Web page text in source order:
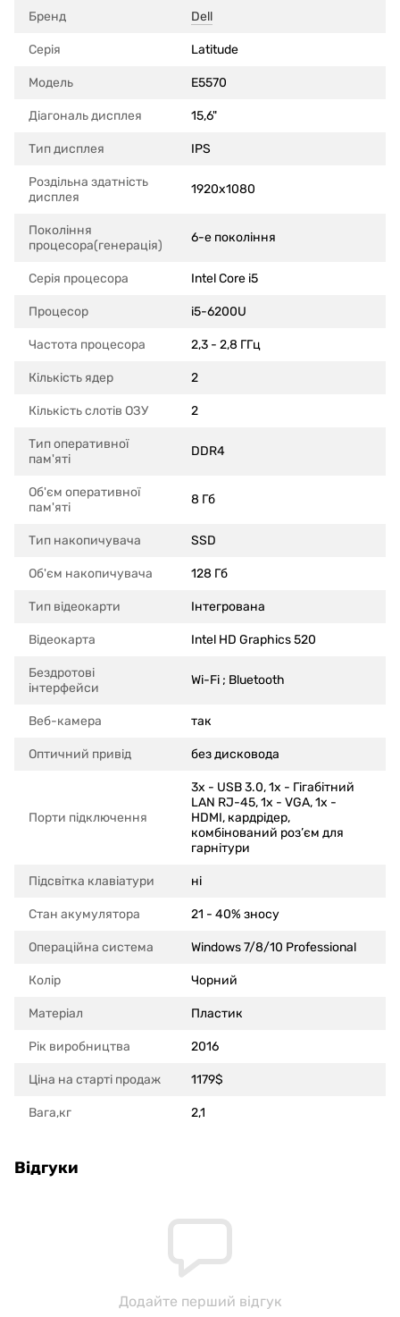
Бренд Dell
Серія Latitude
Модель E5570
Діагональ дисплея 15,6"
Тип дисплея IPS
Роздільна здатність
дисплея
1920x1080
Покоління
процесора(генерація)
6-е покоління
Серія процесора Intel Core i5
Процесор i5-6200U
Частота процесора 2,3 - 2,8 ГГц
Кількість ядер 2
Кількість слотів ОЗУ 2
Тип оперативної
пам'яті
DDR4
Об'єм оперативної
пам'яті
8 Гб
Тип накопичувача SSD
Об'єм накопичувача 128 Гб
Тип відеокарти Інтегрована
Відеокарта Intel HD Graphics 520
Бездротові
інтерфейси
Wi-Fi ; Bluetooth
Веб-камера так
Оптичний привід без дисковода
Порти підключення
3x - USB 3.0, 1x - Гігабітний
LAN RJ-45, 1x - VGA, 1x -
HDMI, кардрідер,
комбінований роз’єм для
гарнітури
Підсвітка клавіатури ні
Стан акумулятора 21 - 40% зносу
Операційна система Windows 7/8/10 Professional
Колір Чорний
Матеріал Пластик
Рік виробництва 2016
Ціна на старті продаж 1179$
Вага,кг 2,1
Відгуки
Додайте перший відгук